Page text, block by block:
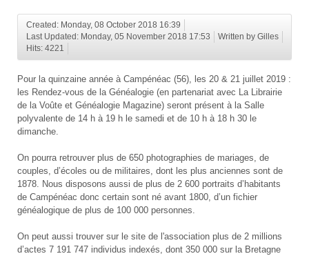
Created: Monday, 08 October 2018 16:39
Last Updated: Monday, 05 November 2018 17:53
Written by Gilles
Hits: 4221
Pour la quinzaine année à Campénéac (56), les 20 & 21 juillet 2019 :
les Rendez-vous de la Généalogie (en partenariat avec La Librairie
de la Voûte et Généalogie Magazine) seront présent à la Salle
polyvalente de 14 h à 19 h le samedi et de 10 h à 18 h 30 le
dimanche.
On pourra retrouver plus de 650 photographies de mariages, de
couples, d’écoles ou de militaires, dont les plus anciennes sont de
1878. Nous disposons aussi de plus de 2 600 portraits d’habitants
de Campénéac donc certain sont né avant 1800, d’un fichier
généalogique de plus de 100 000 personnes.
On peut aussi trouver sur le site de l'association plus de 2 millions
d’actes 7 191 747 individus indexés, dont 350 000 sur la Bretagne